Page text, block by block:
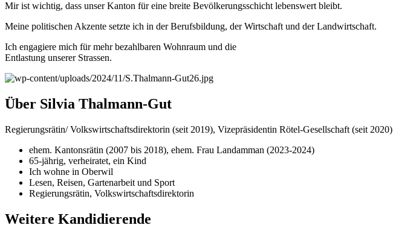
Mir ist wichtig, dass unser Kanton für eine breite Bevölkerungsschicht lebenswert bleibt.
Meine politischen Akzente setzte ich in der Berufsbildung, der Wirtschaft und der Landwirtschaft.
Ich engagiere mich für mehr bezahlbaren Wohnraum und die
Entlastung unserer Strassen.
Über Silvia Thalmann-Gut
Regierungsrätin/ Volkswirtschaftsdirektorin (seit 2019), Vizepräsidentin Rötel-Gesellschaft (seit 2020)
ehem. Kantonsrätin (2007 bis 2018), ehem. Frau Landamman (2023-2024)
65-jährig, verheiratet, ein Kind
Ich wohne in Oberwil
Lesen, Reisen, Gartenarbeit und Sport
Regierungsrätin, Volkswirtschaftsdirektorin
Weitere Kandidierende